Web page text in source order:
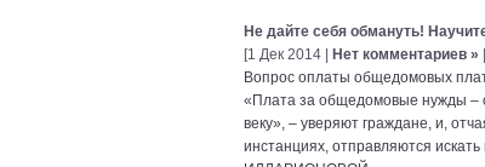
Не дайте себя обмануть!
[1 Дек 2014 | Нет комментариев »
Вопрос оплаты общедомовых
«Плата за общедомовые нужды –
веку», – уверяют граждане, и,
инстанциях, отправляются